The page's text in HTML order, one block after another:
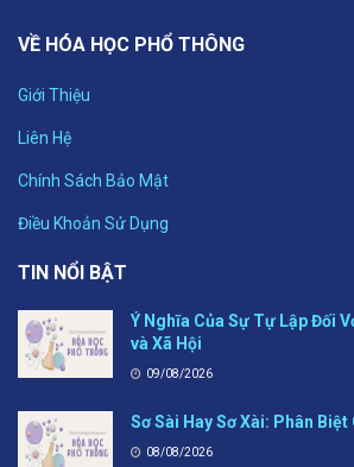
VỀ HÓA HỌC PHỔ THÔNG
Giới Thiệu
Liên Hệ
Chính Sách Bảo Mật
Điều Khoản Sử Dụng
TIN NỔI BẬT
Ý Nghĩa Của Sự Tự Lập Đối
và Xã Hội
09/08/2026
Sơ Sài Hay Sơ Xài: Phân
08/08/2026